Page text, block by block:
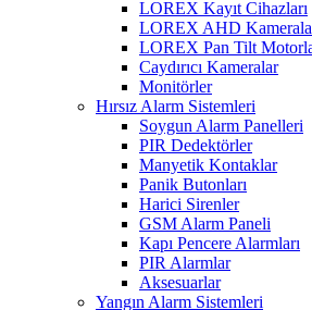
LOREX Kayıt Cihazları
LOREX AHD
LOREX Pan Tilt
Caydırıcı Kameralar
Monitörler
Hırsız Alarm Sistemleri
Soygun Alarm Panelleri
PIR Dedektörler
Manyetik Kontaklar
Panik Butonları
Harici Sirenler
GSM Alarm Paneli
Kapı Pencere Alarmları
PIR Alarmlar
Aksesuarlar
Yangın Alarm Sistemleri